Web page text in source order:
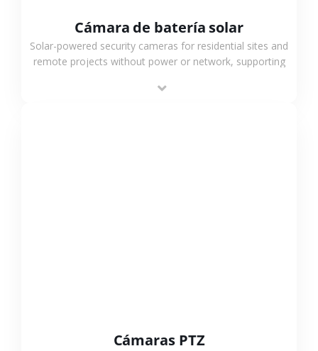
Cámara de batería solar
Solar-powered security cameras for residential sites and
remote projects without power or network, supporting
outdoor monitoring.
Cámaras PTZ